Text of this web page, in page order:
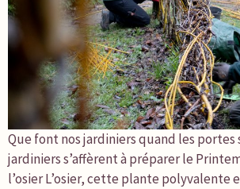
Que font nos jardiniers quand les portes
jardiniers s’affèrent à préparer le
l’osier L’osier, cette plante polyvalente